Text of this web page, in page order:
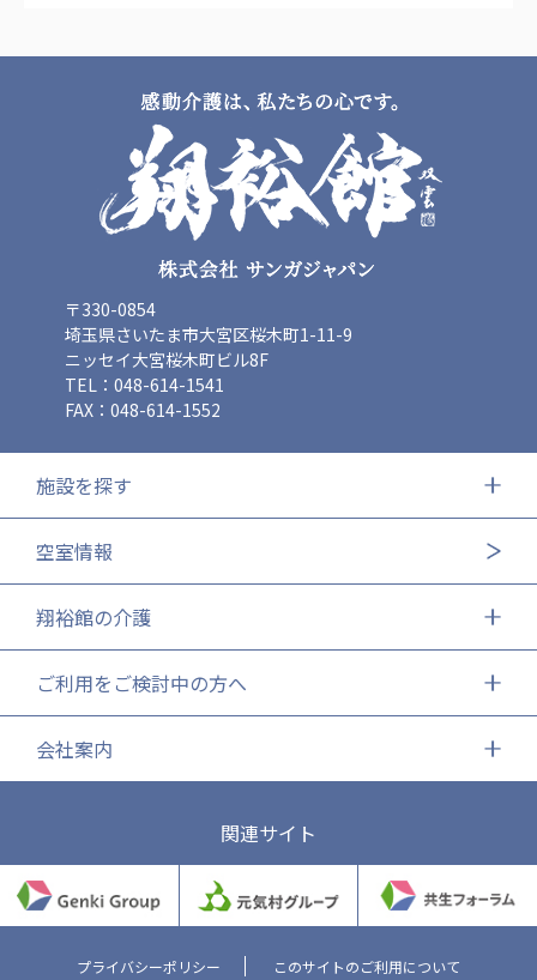
〒330-0854
埼玉県さいたま市大宮区桜木町1-11-9
ニッセイ大宮桜木町ビル8F
TEL：048-614-1541
FAX：048-614-1552
施設を探す
空室情報
翔裕館の介護
ご利用をご検討中の方へ
会社案内
関連サイト
プライバシーポリシー このサイトのご利用について